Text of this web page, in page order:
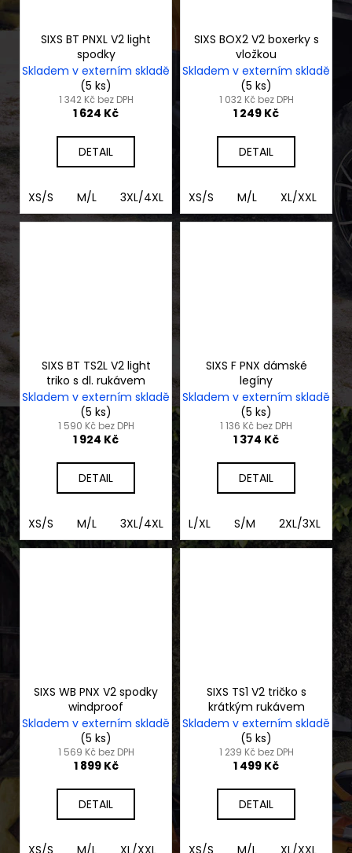
SIXS BT PNXL V2 light
spodky
Skladem v externím skladě
(5 ks)
1 342 Kč bez DPH
1 624 Kč
DETAIL
XS/S M/L 3XL/4XL XL/2XL
SIXS BOX2 V2 boxerky s
vložkou
Skladem v externím skladě
(5 ks)
1 032 Kč bez DPH
1 249 Kč
DETAIL
XS/S M/L XL/XXL
SIXS BT TS2L V2 light
triko s dl. rukávem
Skladem v externím skladě
(5 ks)
1 590 Kč bez DPH
1 924 Kč
DETAIL
XS/S M/L 3XL/4XL XL/2XL
SIXS F PNX dámské
legíny
Skladem v externím skladě
(5 ks)
1 136 Kč bez DPH
1 374 Kč
DETAIL
L/XL S/M 2XL/3XL
SIXS WB PNX V2 spodky
windproof
Skladem v externím skladě
(5 ks)
1 569 Kč bez DPH
1 899 Kč
DETAIL
SIXS TS1 V2 tričko s
krátkým rukávem
Skladem v externím skladě
(5 ks)
1 239 Kč bez DPH
1 499 Kč
DETAIL